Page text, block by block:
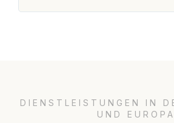
DIENSTLEISTUNGEN IN
UND EUROPA